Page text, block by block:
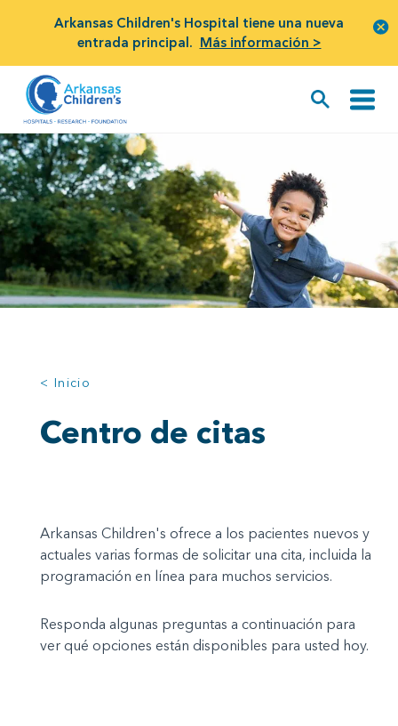
Arkansas Children's Hospital tiene una nueva
entrada principal. Más información >
< Inicio
Centro de citas
Arkansas Children's ofrece a los pacientes nuevos y
actuales varias formas de solicitar una cita, incluida la
programación en línea para muchos servicios.
Responda algunas preguntas a continuación para
ver qué opciones están disponibles para usted hoy.